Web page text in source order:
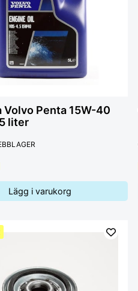
Volvo Penta 15W-40
liter
Lägg i varukorg